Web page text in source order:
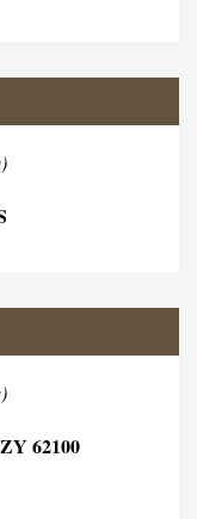
62100